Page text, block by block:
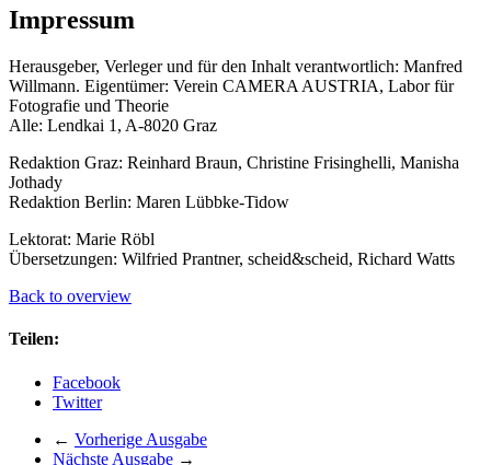
Impressum
Herausgeber, Verleger und für den Inhalt verantwortlich: Manfred
Willmann. Eigentümer: Verein CAMERA AUSTRIA, Labor für
Fotografie und Theorie
Alle: Lendkai 1, A-8020 Graz
Redaktion Graz: Reinhard Braun, Christine Frisinghelli, Manisha
Jothady
Redaktion Berlin: Maren Lübbke-Tidow
Lektorat: Marie Röbl
Übersetzungen: Wilfried Prantner, scheid&scheid, Richard Watts
Back to overview
Teilen:
Facebook
Twitter
← Vorherige Ausgabe
Nächste Ausgabe →